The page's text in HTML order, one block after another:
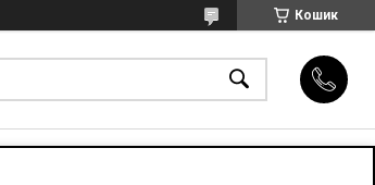
Кошик